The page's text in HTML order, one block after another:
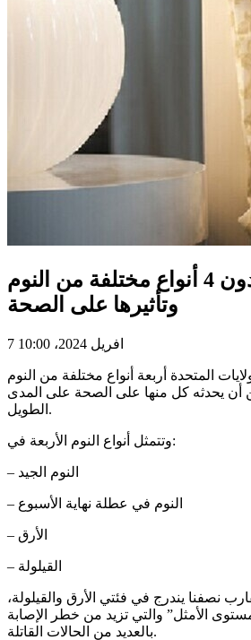
العلماء يحددون 4 أنواع مختلفة من النوم
وتأثيرها على الصحة
7 افريل 2024، 10:00
المتحدة أربعة أنواع مختلفة من النوم
أن يحدثه كل منها على الصحة على المدى
الطويل.
وتتمثل أنواع النوم الأربعة في:
– النوم الجيد
– النوم في عطلة نهاية الأسبوع
– الأرق
– القيلولة
نصفنا يندرج في فئتي الأرق والقيلولة،
الأمثل” والتي تزيد من خطر الإصابة
بالعديد من الحالات القاتلة.